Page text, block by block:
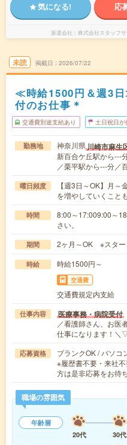
気になる! 応
派遣会社 株式会社スタッフ
未読 掲載日 2026/07/22
≪時給1500円＆週3
付のお仕事＊
交通費別途支給あり 土日祝日が
勤務地 神奈川県川崎市麻生
新百合ケ丘駅から---
／栗平駅から---分／
曜日頻度
【週3日～OK】月
を増やしていくこと
時間
8:00～17:009:00～
さい。
期間 2ヶ月～OK ※スター
時給 時給1500円～
交通費
交通費規定内支給
仕事内容 医療事務・病院受付
／看護師さん、お医
仕事になります！
応募資格
ブランクOK / パソコ
※履歴書不要・来社
方は是非応募をお待
職場の雰囲気
年齢層
20代
30代